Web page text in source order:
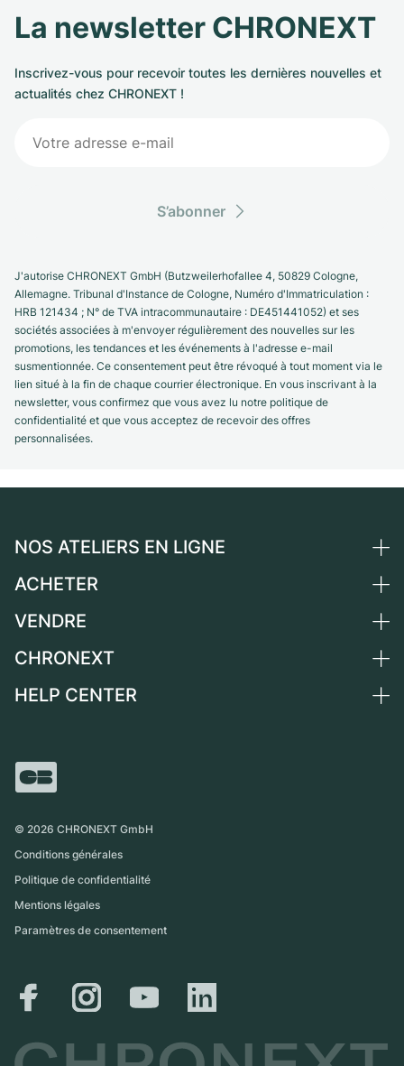
La newsletter CHRONEXT
Inscrivez-vous pour recevoir toutes les dernières nouvelles et
actualités chez CHRONEXT !
S’abonner
J'autorise CHRONEXT GmbH (Butzweilerhofallee 4, 50829 Cologne,
Allemagne. Tribunal d'Instance de Cologne, Numéro d'Immatriculation :
HRB 121434 ; N° de TVA intracommunautaire : DE451441052) et ses
sociétés associées à m'envoyer régulièrement des nouvelles sur les
promotions, les tendances et les événements à l'adresse e-mail
susmentionnée. Ce consentement peut être révoqué à tout moment via le
lien situé à la fin de chaque courrier électronique. En vous inscrivant à la
newsletter, vous confirmez que vous avez lu notre politique de
confidentialité et que vous acceptez de recevoir des offres
personnalisées.
NOS ATELIERS EN LIGNE
Allemagne
Suisse
France
International
ACHETER
Toutes les montres de luxe
Independent Brands
VENDRE
Vendre une montre
CHRONEXT
Qui sommes-nous ?
Magazine
HELP CENTER
Retrait sur place
© 2026 CHRONEXT GmbH
Conditions générales
Politique de confidentialité
Mentions légales
Paramètres de consentement